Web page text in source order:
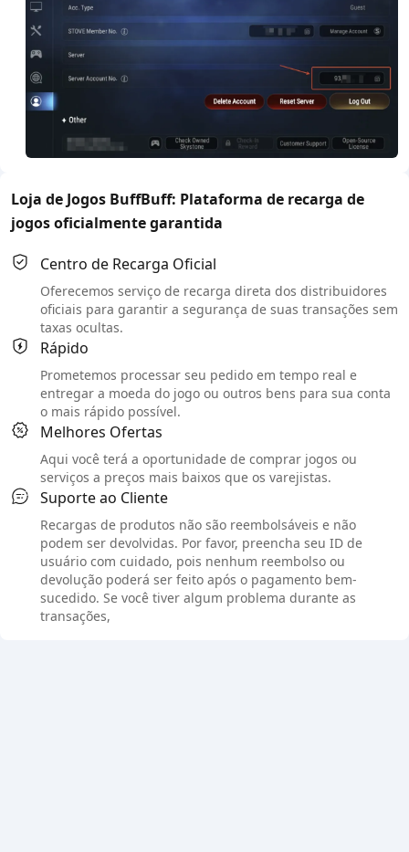
Loja de Jogos BuffBuff: Plataforma de recarga de
jogos oficialmente garantida
Centro de Recarga Oficial
Oferecemos serviço de recarga direta dos distribuidores
oficiais para garantir a segurança de suas transações sem
taxas ocultas.
Rápido
Prometemos processar seu pedido em tempo real e
entregar a moeda do jogo ou outros bens para sua conta
o mais rápido possível.
Melhores Ofertas
Aqui você terá a oportunidade de comprar jogos ou
serviços a preços mais baixos que os varejistas.
Suporte ao Cliente
Recargas de produtos não são reembolsáveis e não
podem ser devolvidas. Por favor, preencha seu ID de
usuário com cuidado, pois nenhum reembolso ou
devolução poderá ser feito após o pagamento bem-
sucedido. Se você tiver algum problema durante as
transações,